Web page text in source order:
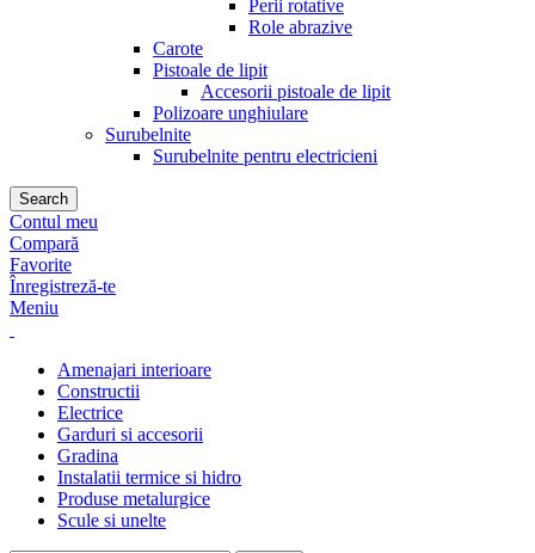
Perii rotative
Role abrazive
Carote
Pistoale de lipit
Accesorii pistoale de lipit
Polizoare unghiulare
Surubelnite
Surubelnite pentru electricieni
Search
Contul meu
Compară
Favorite
Înregistreză-te
Meniu
Amenajari interioare
Constructii
Electrice
Garduri si accesorii
Gradina
Instalatii termice si hidro
Produse metalurgice
Scule si unelte